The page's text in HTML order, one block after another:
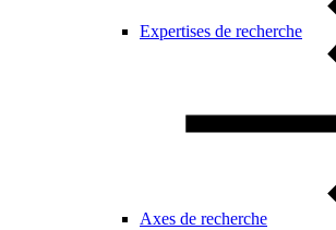
Expertises de recherche
Axes de recherche